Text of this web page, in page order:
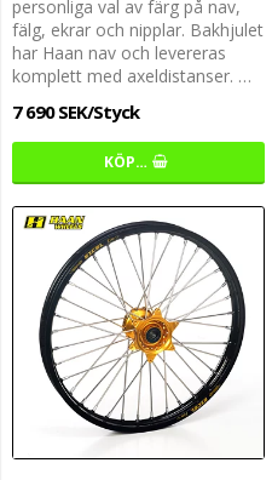
personliga val av färg på nav,
fälg, ekrar och nipplar. Bakhjulet
har Haan nav och levereras
komplett med axeldistanser. …
7 690 SEK/Styck
KÖP…